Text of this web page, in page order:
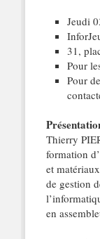
Jeudi
31,
Pour
Pour
Thierry
formation
et
de gestion
en